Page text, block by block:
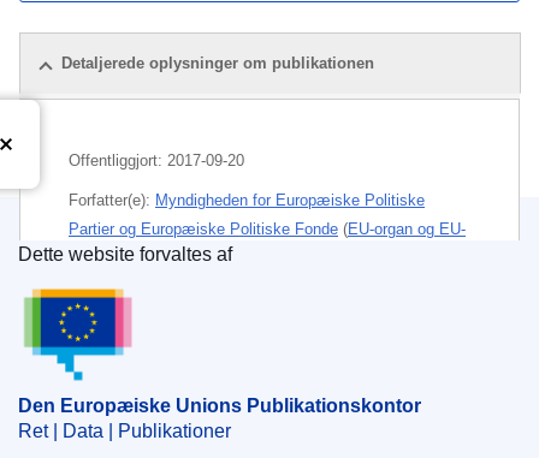
Detaljerede oplysninger om publikationen
Offentliggjort: 2017-09-20
Forfatter(e): Myndigheden for Europæiske Politiske
Partier og Europæiske Politiske Fonde (EU-organ og EU-
agentur)
Emne:
CELEX : 32018D0201(01)
Den Europæiske Unions Publikationskontor
Dette website forvaltes af
Den Europæiske Unions Publikationskontor
Ret | Data | Publikationer